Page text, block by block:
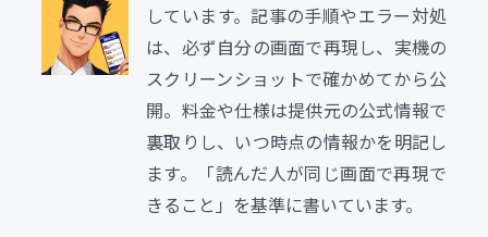
しています。記事の手順やエラー対処
は、必ず自分の画面で再現し、実機の
スクリーンショットで確かめてから公
開。料金や仕様は提供元の公式情報で
裏取りし、いつ時点の情報かを明記し
ます。「読んだ人が同じ画面で再現で
きること」を基準に書いています。